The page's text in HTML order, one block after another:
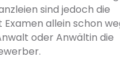
sind jedoch die
Examen allein schon
oder Anwältin die